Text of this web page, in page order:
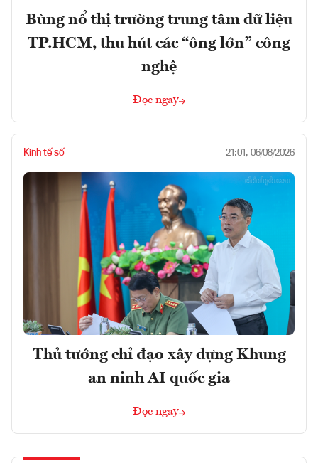
Bùng nổ thị trường trung tâm dữ liệu
TP.HCM, thu hút các “ông lớn” công
nghệ
Đọc ngay
Kinh tế số 21:01, 06/08/2026
Thủ tướng chỉ đạo xây dựng Khung
an ninh AI quốc gia
Đọc ngay